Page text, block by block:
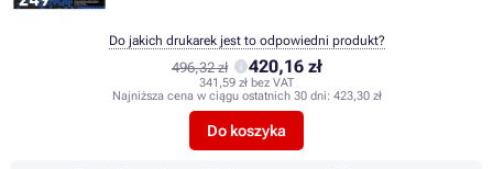
496,32 zł 420,16 zł
341,59 zł bez VAT
Najniższa cena w ciągu ostatnich 30 dni: 423,30 zł
Do koszyka
Do jakich drukarek jest to odpowiedni produkt?